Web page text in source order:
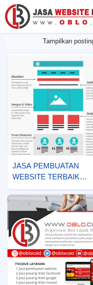
Tampilkan
JASA PEMBUATAN
WEBSITE TERBAIK
TERPERCAYA